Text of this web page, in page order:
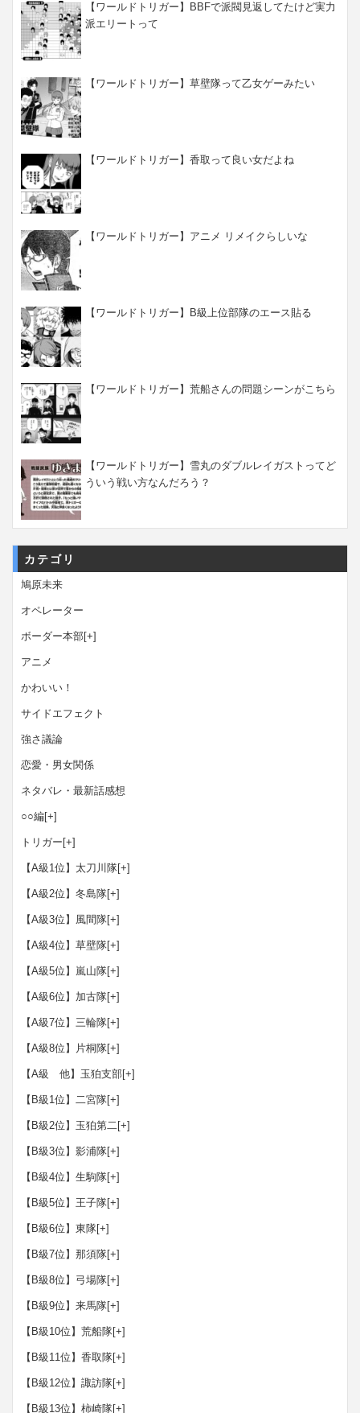
【ワールドトリガー】BBFで派閥見返してたけど実力
派エリートって
【ワールドトリガー】草壁隊って乙女ゲーみたい
【ワールドトリガー】香取って良い女だよね
【ワールドトリガー】アニメ リメイクらしいな
【ワールドトリガー】B級上位部隊のエース貼る
【ワールドトリガー】荒船さんの問題シーンがこちら
【ワールドトリガー】雪丸のダブルレイガストってど
ういう戦い方なんだろう？
カテゴリ
鳩原未来
オペレーター
ボーダー本部[+]
アニメ
かわいい！
サイドエフェクト
強さ議論
恋愛・男女関係
ネタバレ・最新話感想
○○編[+]
トリガー [+]
【A級1位】太刀川隊[+]
【A級2位】冬島隊[+]
【A級3位】風間隊[+]
【A級4位】草壁隊[+]
【A級5位】嵐山隊[+]
【A級6位】加古隊[+]
【A級7位】三輪隊[+]
【A級8位】片桐隊[+]
【A級 他】玉狛支部[+]
【B級1位】二宮隊[+]
【B級2位】玉狛第二[+]
【B級3位】影浦隊[+]
【B級4位】生駒隊[+]
【B級5位】王子隊[+]
【B級6位】東隊[+]
【B級7位】那須隊[+]
【B級8位】弓場隊[+]
【B級9位】来馬隊[+]
【B級10位】荒船隊[+]
【B級11位】香取隊[+]
【B級12位】諏訪隊[+]
【B級13位】柿崎隊[+]